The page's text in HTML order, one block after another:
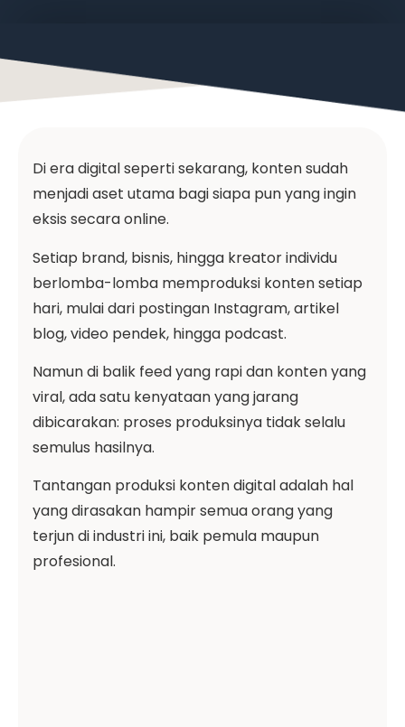
Di era digital seperti sekarang, konten sudah
menjadi aset utama bagi siapa pun yang ingin
eksis secara online.
Setiap brand, bisnis, hingga kreator individu
berlomba-lomba memproduksi konten setiap
hari, mulai dari postingan Instagram, artikel
blog, video pendek, hingga podcast.
Namun di balik feed yang rapi dan konten yang
viral, ada satu kenyataan yang jarang
dibicarakan: proses produksinya tidak selalu
semulus hasilnya.
Tantangan produksi konten digital adalah hal
yang dirasakan hampir semua orang yang
terjun di industri ini, baik pemula maupun
profesional.